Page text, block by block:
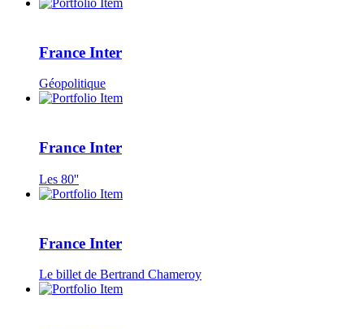
France Inter
Géopolitique
France Inter
Les 80''
France Inter
Le billet de Bertrand Chameroy